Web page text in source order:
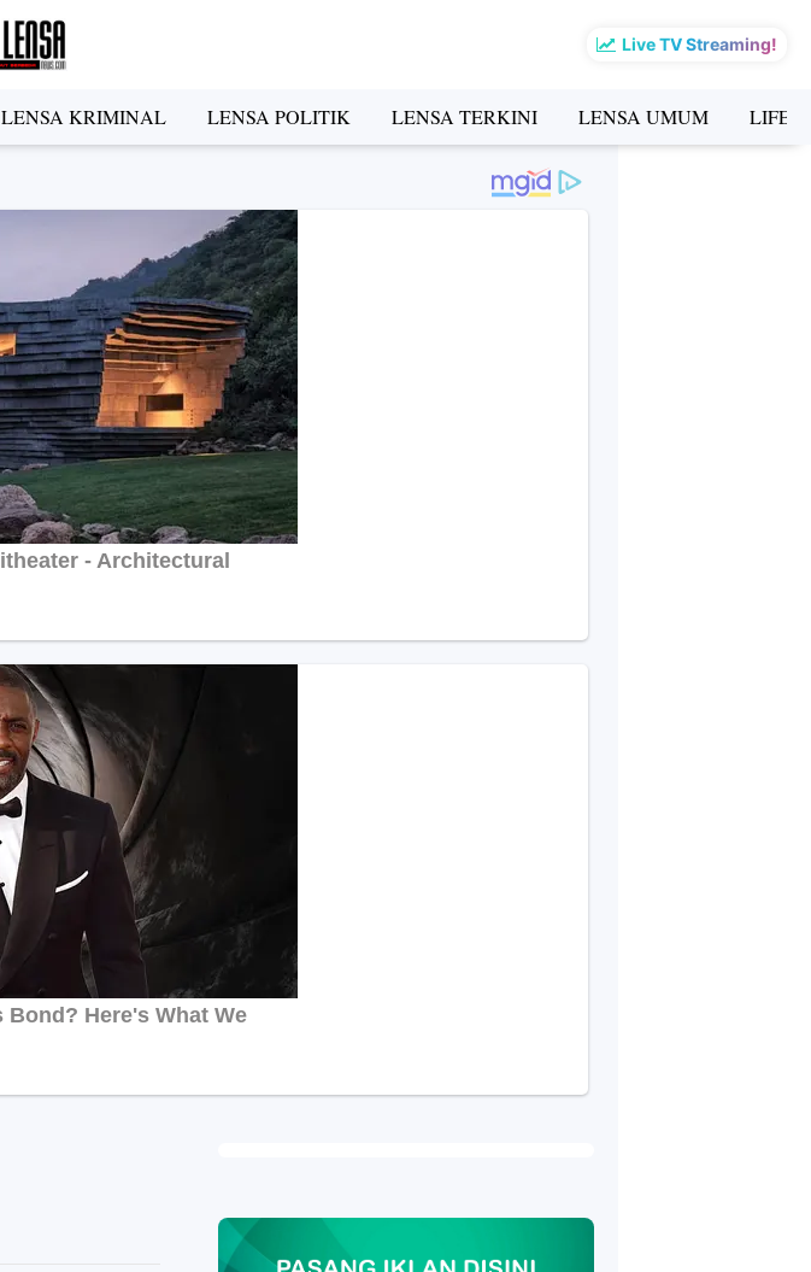
Live TV Streaming!
LENSA KRIMINAL LENSA POLITIK LENSA TERKINI LENSA UMUM